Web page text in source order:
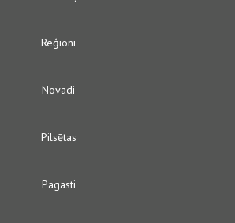
Reģioni
Novadi
Pilsētas
Pagasti